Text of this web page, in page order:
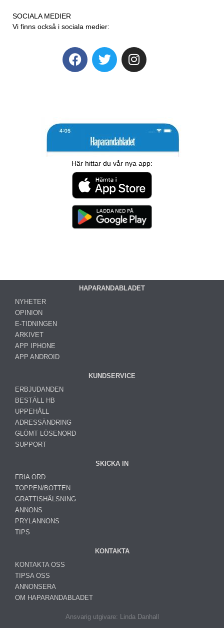
SOCIALA MEDIER
Vi finns också i sociala medier:
Här hittar du vår nya app:
HAPARANDABLADET
NYHETER
OPINION
E-TIDNINGEN
ARKIVET
APP IPHONE
APP ANDROID
KUNDSERVICE
ERBJUDANDEN
BESTÄLL HB
UPPEHÅLL
ADRESSÄNDRING
GLÖMT LÖSENORD
SUPPORT
SKICKA IN
FRIA ORD
TOPPEN/BOTTEN
GRATTISHÄLSNING
ANNONS
PRYLANNONS
TIPS
KONTAKTA
KONTAKTA OSS
TIPSA OSS
ANNONSERA
OM HAPARANDABLADET
Ansvarig utgivare: Linda Danhall